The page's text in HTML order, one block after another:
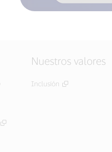
Nuestros valores
Inclusión